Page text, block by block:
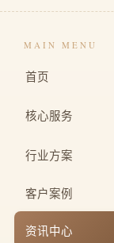
MAIN MENU
首页
核心服务
行业方案
客户案例
资讯中心